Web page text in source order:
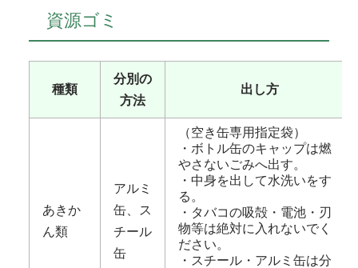
資源ゴミ
種類
分別の
方法
出し方
あきか
ん類
アルミ
缶、ス
チール
缶
（空き缶専用指定袋）
・ボトル缶のキャップは燃
やさないごみへ出す。
・中身を出して水洗いをす
る。
・タバコの吸殻・電池・刃
物等は絶対に入れないでく
ださい。
・スチール・アルミ缶は分